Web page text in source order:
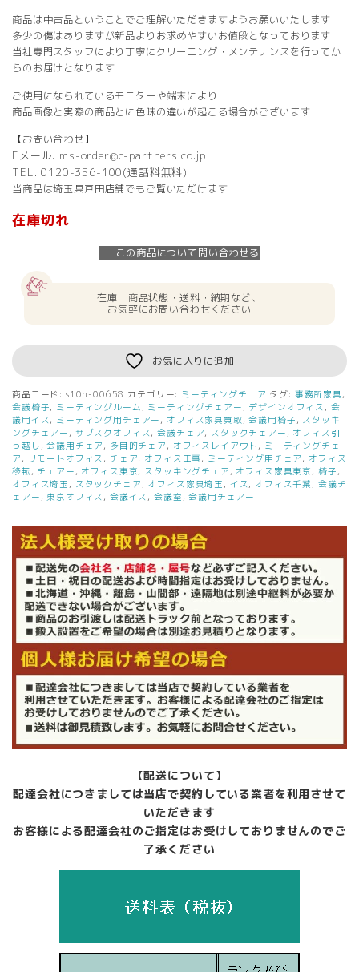
商品は中古品ということでご理解いただきますようお願いいたします
多少の傷はありますが新品よりお求めやすいお値段となっております
当社専門スタッフにより丁寧にクリーニング・メンテナンスを行ってか
らのお届けとなります
ご使用になられているモニターや端末により
商品画像と実際の商品とに色味の違いが起こる場合がございます
【お問い合わせ】
Eメール. ms-order@c-partners.co.jp
TEL. 0120-356-100(通話料無料)
当商品は埼玉県戸田店舗でもご覧いただけます
在庫切れ
この商品について問い合わせる
在庫・商品状態・送料・納期など、
お気軽にお問い合わせください
お気に入りに追加
商品コード: s10h-00658 カテゴリー: ミーティングチェア タグ: 事務所家具 ,
会議椅子, ミーティングルーム , ミーティングチェアー , デザインオフィス , 会
議用イス , ミーティング用チェアー , オフィス家具買取,会議用椅子 , スタッキ
ングチェアー , サブスクオフィス ,会議チェア, スタックチェアー , オフィス引
っ越し ,会議用チェア , 多目的チェア , オフィスレイアウト , ミーティングチェ
ア , リモートオフィス , チェア, オフィス工事 , ミーティング用チェア , オフィス
移転 , チェアー , オフィス東京, スタッキングチェア , オフィス家具東京 , 椅子 ,
オフィス埼玉 , スタックチェア , オフィス家具埼玉 , イス , オフィス千葉 , 会議チ
ェアー ,東京オフィス , 会議イス ,会議室 ,会議用チェアー
【配送について】
配達会社につきましては当店で契約している業者を利用させて
いただきます
お客様による配達会社のご指定はお受けしておりませんのでご
了承ください